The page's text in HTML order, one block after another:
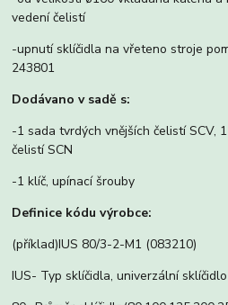
vedení čelistí
-upnutí sklíčidla na vřeteno stroje
243801
Dodávano v sadě s:
-1 sada tvrdých vnějších čelistí SCV,
čelistí SCN
-1 klíč, upínací šrouby
Definice kódu výrobce:
(příklad)IUS 80/3-2-M1 (083210)
IUS- Typ sklíčidla, univerzální sklíčidlo